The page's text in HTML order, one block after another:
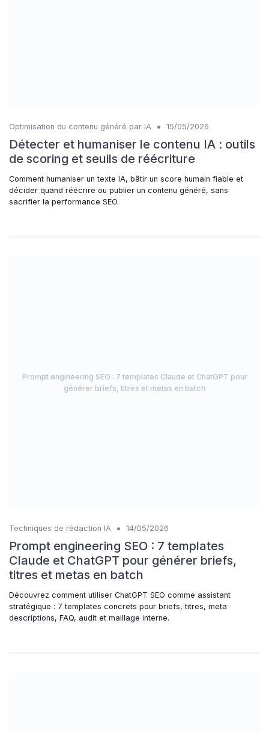
Optimisation du contenu généré par IA • 15/05/2026
Détecter et humaniser le contenu IA : outils
de scoring et seuils de réécriture
Comment humaniser un texte IA, bâtir un score humain fiable et
décider quand réécrire ou publier un contenu généré, sans
sacrifier la performance SEO.
Prompt engineering SEO : 7 templates Claude et ChatGPT pour
générer briefs, titres et metas en batch
Techniques de rédaction IA • 14/05/2026
Prompt engineering SEO : 7 templates
Claude et ChatGPT pour générer briefs,
titres et metas en batch
Découvrez comment utiliser ChatGPT SEO comme assistant
stratégique : 7 templates concrets pour briefs, titres, meta
descriptions, FAQ, audit et maillage interne.